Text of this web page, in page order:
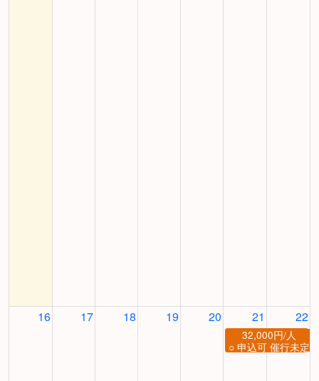
16 17 18 19 20 21 22
32,000円/人
○ 申込可 催行未定